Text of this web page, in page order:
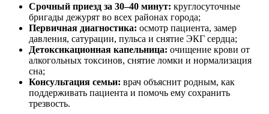
Срочный приезд за 30–40 минут: круглосуточные
бригады дежурят во всех районах города;
Первичная диагностика: осмотр пациента, замер
давления, сатурации, пульса и снятие ЭКГ сердца;
Детоксикационная капельница: очищение крови от
алкогольных токсинов, снятие ломки и нормализация
сна;
Консультация семьи: врач объяснит родным, как
поддерживать пациента и помочь ему сохранить
трезвость.